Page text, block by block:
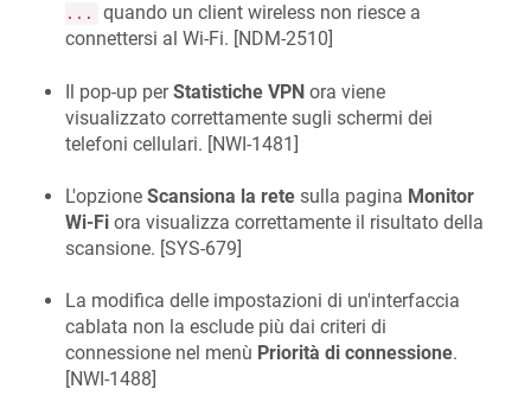
...
quando un client wireless non riesce a
connettersi al Wi-Fi. [NDM-2510]
Il pop-up perStatistiche VPN ora viene
visualizzato correttamente sugli schermi dei
telefoni cellulari. [NWI-1481]
L'opzione Scansiona la rete sulla pagina Monitor
Wi-Fi ora visualizza correttamente il risultato della
scansione. [SYS-679]
La modifica delle impostazioni di un'interfaccia
cablata non la esclude più dai criteri di
connessione nel menù Priorità di connessione.
[NWI-1488]